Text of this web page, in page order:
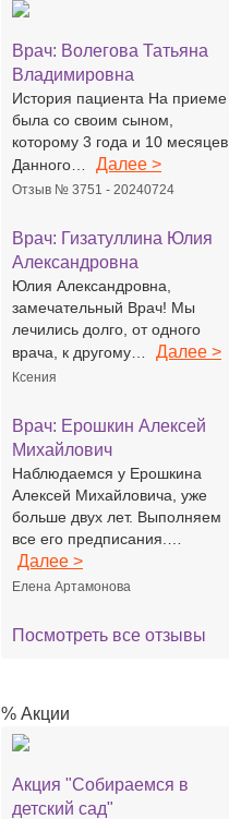
Врач: Волегова Татьяна
Владимировна
История пациента На приеме
была со своим сыном,
которому 3 года и 10 месяцев.
Данного…
Далее >
Отзыв № 3751 - 20240724
Врач: Гизатуллина Юлия
Александровна
Юлия Александровна,
замечательный Врач! Мы
лечились долго, от одного
врача, к другому…
Далее >
Ксения
Врач: Ерошкин Алексей
Михайлович
Наблюдаемся у Ерошкина
Алексей Михайловича, уже
больше двух лет. Выполняем
все его предписания.…
Далее >
Елена Артамонова
Посмотреть все отзывы
% Акции
Акция "Собираемся в
детский сад"